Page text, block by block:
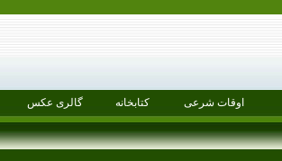
اوقات شرعی کتابخانه گالری عکس